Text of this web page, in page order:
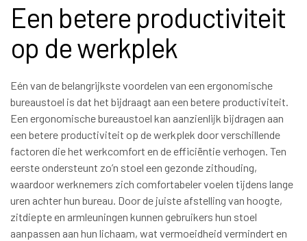
Een betere productiviteit
op de werkplek
Eén van de belangrijkste voordelen van een ergonomische
bureaustoel is dat het bijdraagt aan een betere productiviteit.
Een ergonomische bureaustoel kan aanzienlijk bijdragen aan
een betere productiviteit op de werkplek door verschillende
factoren die het werkcomfort en de efficiëntie verhogen. Ten
eerste ondersteunt zo’n stoel een gezonde zithouding,
waardoor werknemers zich comfortabeler voelen tijdens lange
uren achter hun bureau. Door de juiste afstelling van hoogte,
zitdiepte en armleuningen kunnen gebruikers hun stoel
aanpassen aan hun lichaam, wat vermoeidheid vermindert en